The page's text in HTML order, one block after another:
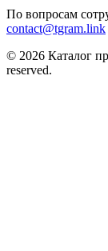
По вопросам
contact@tgram.link
© 2026 Каталог
reserved.